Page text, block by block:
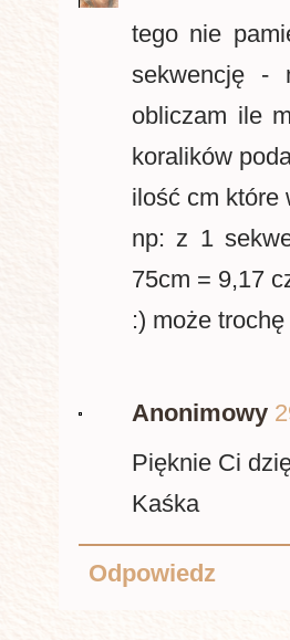
tego nie
sekwencję -
obliczam ile
koralików
ilość cm które
np: z 1
75cm = 9,17
:) może
Anonimowy
Pięknie Ci
Kaśka
Odpowiedz